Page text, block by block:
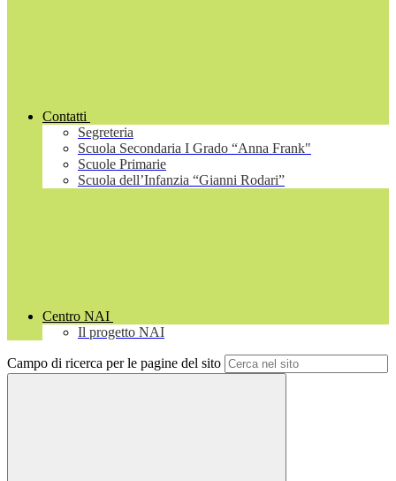
Contatti
Segreteria
Scuola Secondaria I Grado “Anna Frank"
Scuole Primarie
Scuola dell’Infanzia “Gianni Rodari”
Centro NAI
Il progetto NAI
Campo di ricerca per le pagine del sito